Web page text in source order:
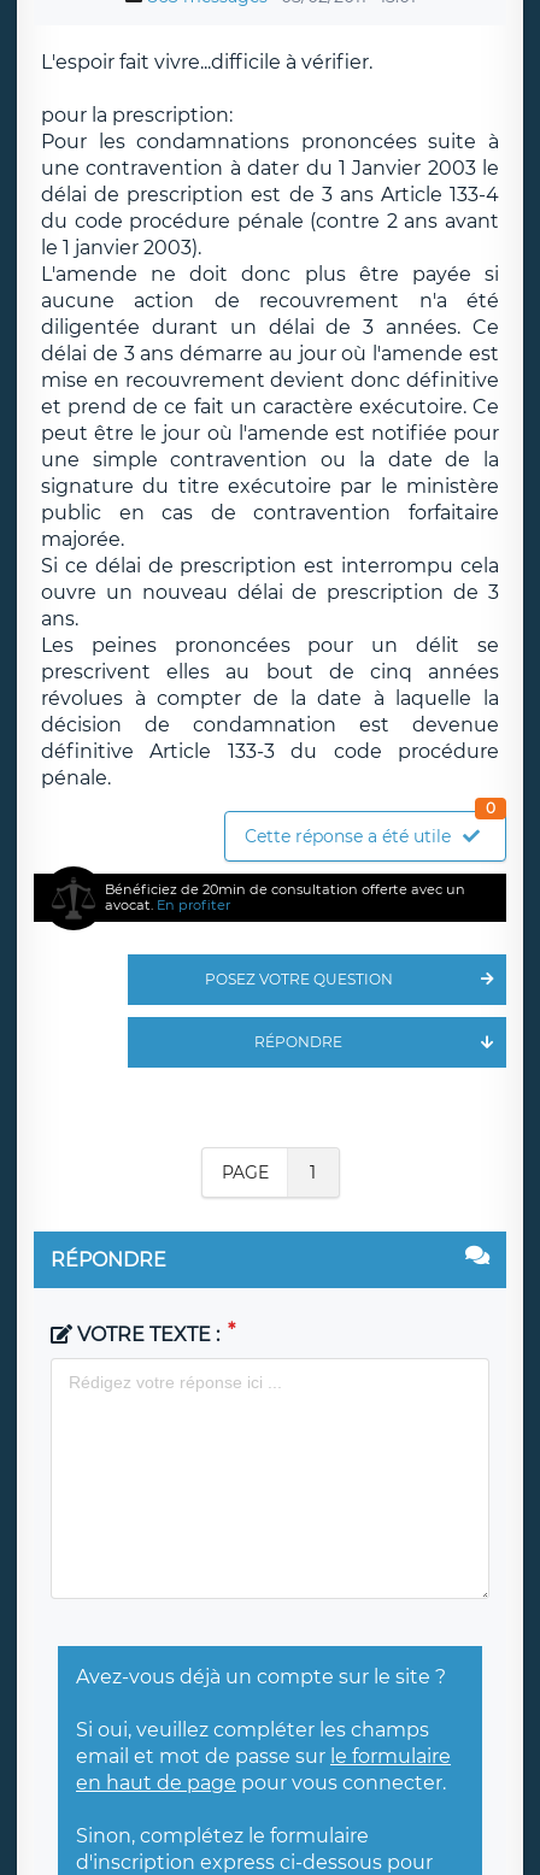
L'espoir fait vivre...difficile à vérifier.
pour la prescription:
Pour les condamnations prononcées suite à
une contravention à dater du 1 Janvier 2003 le
délai de prescription est de 3 ans Article 133-4
du code procédure pénale (contre 2 ans avant
le 1 janvier 2003).
L'amende ne doit donc plus être payée si
aucune action de recouvrement n'a été
diligentée durant un délai de 3 années. Ce
délai de 3 ans démarre au jour où l'amende est
mise en recouvrement devient donc définitive
et prend de ce fait un caractère exécutoire. Ce
peut être le jour où l'amende est notifiée pour
une simple contravention ou la date de la
signature du titre exécutoire par le ministère
public en cas de contravention forfaitaire
majorée.
Si ce délai de prescription est interrompu cela
ouvre un nouveau délai de prescription de 3
ans.
Les peines prononcées pour un délit se
prescrivent elles au bout de cinq années
révolues à compter de la date à laquelle la
décision de condamnation est devenue
définitive Article 133-3 du code procédure
pénale.
Cette réponse a été utile
0
Bénéficiez de 20min de consultation offerte avec un
avocat. En profiter
POSEZ VOTRE QUESTION
RÉPONDRE
PAGE 1
RÉPONDRE
VOTRE TEXTE :
Avez-vous déjà un compte sur le site ?
Si oui, veuillez compléter les champs
email et mot de passe sur le formulaire
en haut de page pour vous connecter.
Sinon, complétez le formulaire
d'inscription express ci-dessous pour